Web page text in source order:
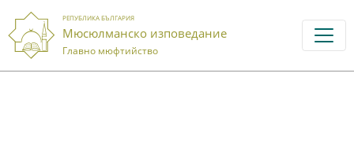
РЕПУБЛИКА БЪЛГАРИЯ
Мюсюлманско изповедание
Главно мюфтийство